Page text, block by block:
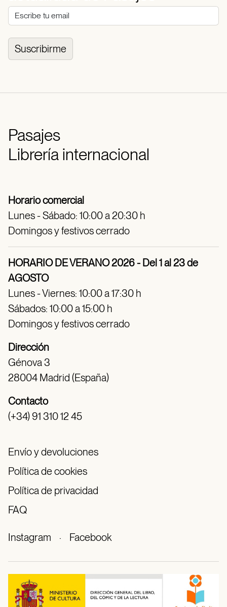
Suscribirme
Pasajes
Librería internacional
Horario comercial
Lunes - Sábado: 10:00 a 20:30 h
Domingos y festivos cerrado
HORARIO DE VERANO 2026 - Del 1 al 23 de
AGOSTO
Lunes - Viernes: 10:00 a 17:30 h
Sábados: 10:00 a 15:00 h
Domingos y festivos cerrado
Dirección
Génova 3
28004 Madrid (España)
Contacto
(+34) 91 310 12 45
Envío y devoluciones
Política de cookies
Política de privacidad
FAQ
Instagram · Facebook